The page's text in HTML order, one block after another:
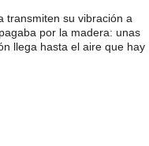
transmiten su vibración a
por la madera: unas
llega hasta el aire que hay